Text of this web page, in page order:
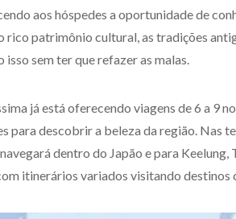
aos hóspedes a oportunidade de
rico patrimônio cultural, as tradições
sem ter que refazer as malas.
já está oferecendo viagens de 6 a 9
para descobrir a beleza da região. Nas
dentro do Japão e para Keelung,
itinerários variados visitando destinos